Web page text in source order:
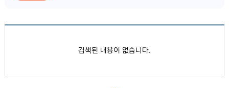
검색된 내용이 없습니다.